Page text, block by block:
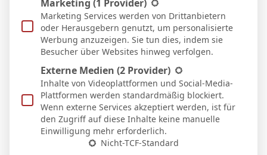
Oviedo Real Sociedad
3
19 Aug. 2025 - 21:00
Real Madrid
1 0
Osasuna
Twitter Pinterest LinkedIn
Marketing (1 Provider)
Marketing Services werden von Drittanbietern
oder Herausgebern genutzt, um personalisierte
Werbung anzuzeigen. Sie tun dies, indem sie
Besucher über Websites hinweg verfolgen.
Externe Medien (2 Provider)
Inhalte von Videoplattformen und Social-Media-
Plattformen werden standardmäßig blockiert.
Wenn externe Services akzeptiert werden, ist für
den Zugriff auf diese Inhalte keine manuelle
Einwilligung mehr erforderlich.
Nicht-TCF-Standard